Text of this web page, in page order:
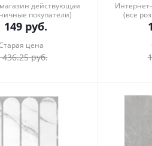
действующая
покупатели)
149 руб.
цена
436.25руб.
(все